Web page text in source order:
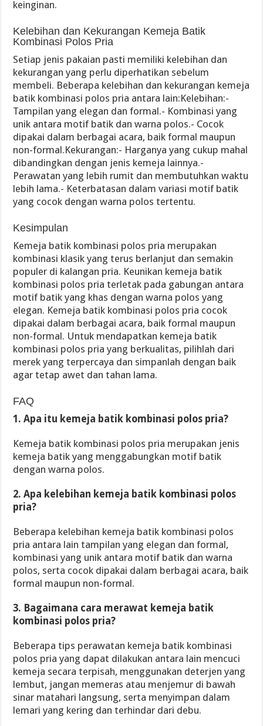
keinginan.
Kelebihan dan Kekurangan Kemeja Batik
Kombinasi Polos Pria
Setiap jenis pakaian pasti memiliki kelebihan dan
kekurangan yang perlu diperhatikan sebelum
membeli. Beberapa kelebihan dan kekurangan kemeja
batik kombinasi polos pria antara lain:Kelebihan:-
Tampilan yang elegan dan formal.- Kombinasi yang
unik antara motif batik dan warna polos.- Cocok
dipakai dalam berbagai acara, baik formal maupun
non-formal.Kekurangan:- Harganya yang cukup mahal
dibandingkan dengan jenis kemeja lainnya.-
Perawatan yang lebih rumit dan membutuhkan waktu
lebih lama.- Keterbatasan dalam variasi motif batik
yang cocok dengan warna polos tertentu.
Kesimpulan
Kemeja batik kombinasi polos pria merupakan
kombinasi klasik yang terus berlanjut dan semakin
populer di kalangan pria. Keunikan kemeja batik
kombinasi polos pria terletak pada gabungan antara
motif batik yang khas dengan warna polos yang
elegan. Kemeja batik kombinasi polos pria cocok
dipakai dalam berbagai acara, baik formal maupun
non-formal. Untuk mendapatkan kemeja batik
kombinasi polos pria yang berkualitas, pilihlah dari
merek yang terpercaya dan simpanlah dengan baik
agar tetap awet dan tahan lama.
FAQ
1. Apa itu kemeja batik kombinasi polos pria?
Kemeja batik kombinasi polos pria merupakan jenis
kemeja batik yang menggabungkan motif batik
dengan warna polos.
2. Apa kelebihan kemeja batik kombinasi polos
pria?
Beberapa kelebihan kemeja batik kombinasi polos
pria antara lain tampilan yang elegan dan formal,
kombinasi yang unik antara motif batik dan warna
polos, serta cocok dipakai dalam berbagai acara, baik
formal maupun non-formal.
3. Bagaimana cara merawat kemeja batik
kombinasi polos pria?
Beberapa tips perawatan kemeja batik kombinasi
polos pria yang dapat dilakukan antara lain mencuci
kemeja secara terpisah, menggunakan deterjen yang
lembut, jangan memeras atau menjemur di bawah
sinar matahari langsung, serta menyimpan dalam
lemari yang kering dan terhindar dari debu.